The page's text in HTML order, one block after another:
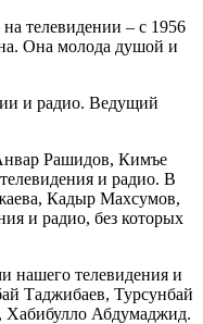
телевидении – с 1956
Она молода душой и
и радио. Ведущий
Рашидов, Кимъе
и радио. В
Кадыр Махсумов,
и радио, без которых
нашего телевидения и
Таджибаев, Турсунбай
Хабибулло Абдумаджид.